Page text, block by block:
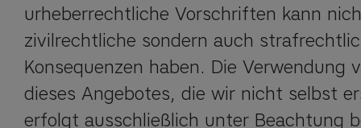
urheberrechtliche Vorschriften kann
zivilrechtliche sondern auch
Konsequenzen haben. Die Verwendung
dieses Angebotes, die wir nicht selbst
erfolgt ausschließlich unter Beachtung